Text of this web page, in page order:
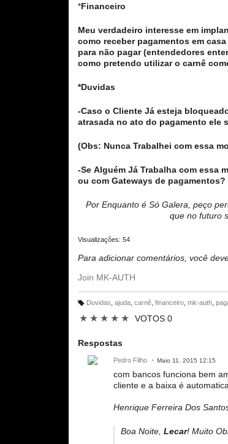
*Financeiro
Meu verdadeiro interesse em
como receber pagamentos em
para não pagar (entendedores
como pretendo utilizar o carnê
*Duvidas
-Caso o Cliente Já esteja
atrasada no ato do pagamento ele
(Obs: Nunca Trabalhei com essa
-Se Alguém Já Trabalha com essa
ou com Gateways de pagamentos?
Por Enquanto é Só Galera, peço
que no futuro
Visualizações: 54
Para adicionar comentários, você
Join MK-AUTH
ar
c
õ
e
Duvidas ajuda, carnê, financeiro, mk-auth,
★ ★ ★ ★ ★ VOTOS 0
Respostas
Pedro Filho Maio 11, 2015 12:15
com bancos funciona bem
cliente e a baixa é
Henrique Ferreira Dos
Boa Noite, Lecar! Muito